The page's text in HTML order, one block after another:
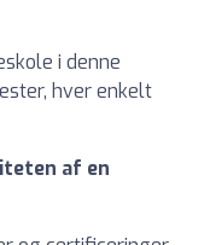
i denne
hver enkelt
af en